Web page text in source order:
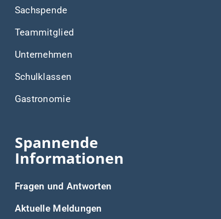
Sachspende
Teammitglied
Unternehmen
Schulklassen
Gastronomie
Spannende
Informationen
Fragen und Antworten
Aktuelle Meldungen